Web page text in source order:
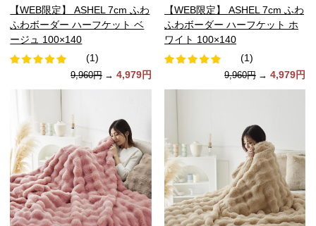
【WEB限定】 ASHEL 7cm ふわ
ふわボーダー ハーフケット ベ
ージュ 100×140
(1)
9,960円 → 4,979円
【WEB限定】 ASHEL 7cm ふわ
ふわボーダー ハーフケット ホ
ワイト 100×140
(1)
9,960円 → 4,979円